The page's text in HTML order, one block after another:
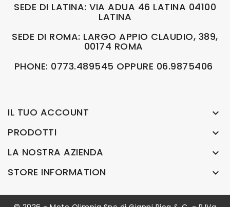
SEDE DI LATINA: VIA ADUA 46 LATINA 04100
LATINA
SEDE DI ROMA: LARGO APPIO CLAUDIO, 389,
00174 ROMA
PHONE: 0773.489545 OPPURE 06.9875406
IL TUO ACCOUNT 
PRODOTTI 
LA NOSTRA AZIENDA 
STORE INFORMATION 